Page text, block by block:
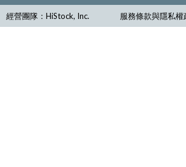
經營團隊：HiStock, Inc. 服務條款與隱私權